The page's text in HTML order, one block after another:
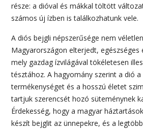
része: a dióval és mákkal töltött
számos új ízben is találkozhatunk vele.
A diós bejgli népszerűsége nem
Magyarországon elterjedt, egészséges
mely gazdag ízvilágával tökéletesen
tésztához. A hagyomány szerint a dió a
termékenységet és a hosszú életet
tartjuk szerencsét hozó süteménynek
Érdekesség, hogy a magyar
készít bejglit az ünnepekre, és a